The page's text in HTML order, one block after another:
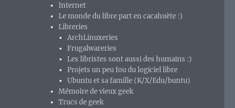
Internet
Le monde du libre part en cacahuète :)
Libreries
ArchLinuxeries
Frugalwareries
Les libristes sont aussi des humains :)
Projets un peu fou du logiciel libre
Ubuntu et sa famille (K/X/Edu/buntu)
Mémoire de vieux geek
Trucs de geek